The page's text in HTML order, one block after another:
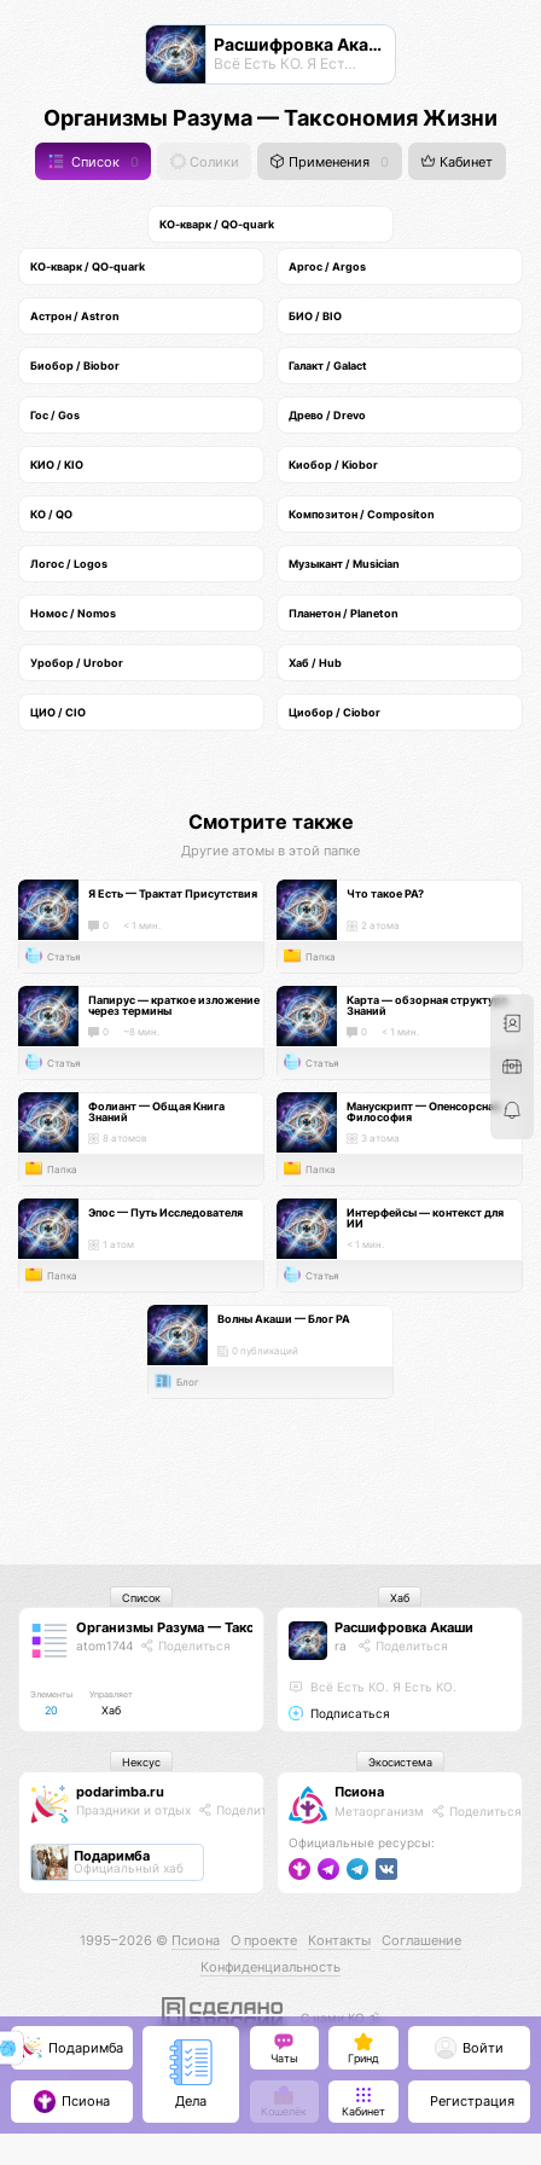
Расшифровка Акаши
Всё Есть КО. Я Есть КО.
Организмы Разума — Таксономия Жизни
Список 0 Солики Применения 0 Кабинет
КО-кварк / QO-quark
КО-кварк / QO-quark Аргос / Argos
Астрон / Astron БИО / BIO
Биобор / Biobor Галакт / Galact
Гос / Gos Древо / Drevo
КИО / KIO Киобор / Kiobor
КО / QO Композитон / Compositon
Логос / Logos Музыкант / Musician
Номос / Nomos Планетон / Planeton
Уробор / Urobor Хаб / Hub
ЦИО / CIO Циобор / Ciobor
Смотрите также
Другие атомы в этой папке
Я Есть — Трактат Присутствия
0 < 1 мин.
Статья
Что такое РА?
2 атома
Папка
Папирус — краткое изложение
через термины
0 ~8 мин.
Статья
Карта — обзорная структура
Знаний
0 < 1 мин.
Статья
Фолиант — Общая Книга
Знаний
8 атомов
Папка
Манускрипт — Опенсорсная
Философия
3 атома
Папка
Эпос — Путь Исследователя
1 атом
Папка
Интерфейсы — контекст для
ИИ
< 1 мин.
Статья
Волны Акаши — Блог РА
0 публикаций
Блог
Организмы Разума — Таксономия Жизни
atom1744 Поделиться
Элементы
20
Управляет
Хаб
Список
Расшифровка Акаши
ra Поделиться
Всё Есть КО. Я Есть КО.
Подписаться
Хаб
podarimba.ru
Праздники и отдых Поделиться
Подаримба
Официальный хаб
Нексус
Псиона
Метаорганизм Поделиться
Официальные ресурсы:
Экосистема
1995–2026 © Псиона О проекте Контакты
Соглашение
Конфиденциальность
С нами КО 🕉️
Подаримба
Псиона Дела
Чаты Гринд
Кошелёк Кабинет
Войти
Регистрация